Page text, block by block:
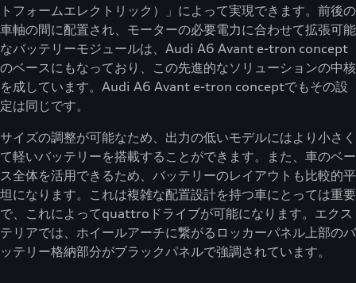
トフォームエレクトリック）」によって実現できます。前後の
車軸の間に配置され、モーターの必要電力に合わせて拡張可能
なバッテリーモジュールは、Audi A6 Avant e-tron concept
のベースにもなっており、この先進的なソリューションの中核
を成しています。Audi A6 Avant e-tron conceptでもその設
定は同じです。
サイズの調整が可能なため、出力の低いモデルにはより小さく
て軽いバッテリーを搭載することができます。また、車のベー
ス全体を活用できるため、バッテリーのレイアウトも比較的平
坦になります。これは複雑な配置設計を持つ車にとっては重要
で、これによってquattroドライブが可能になります。エクス
テリアでは、ホイールアーチに繋がるロッカーパネル上部のバ
ッテリー格納部分がブラックパネルで強調されています。